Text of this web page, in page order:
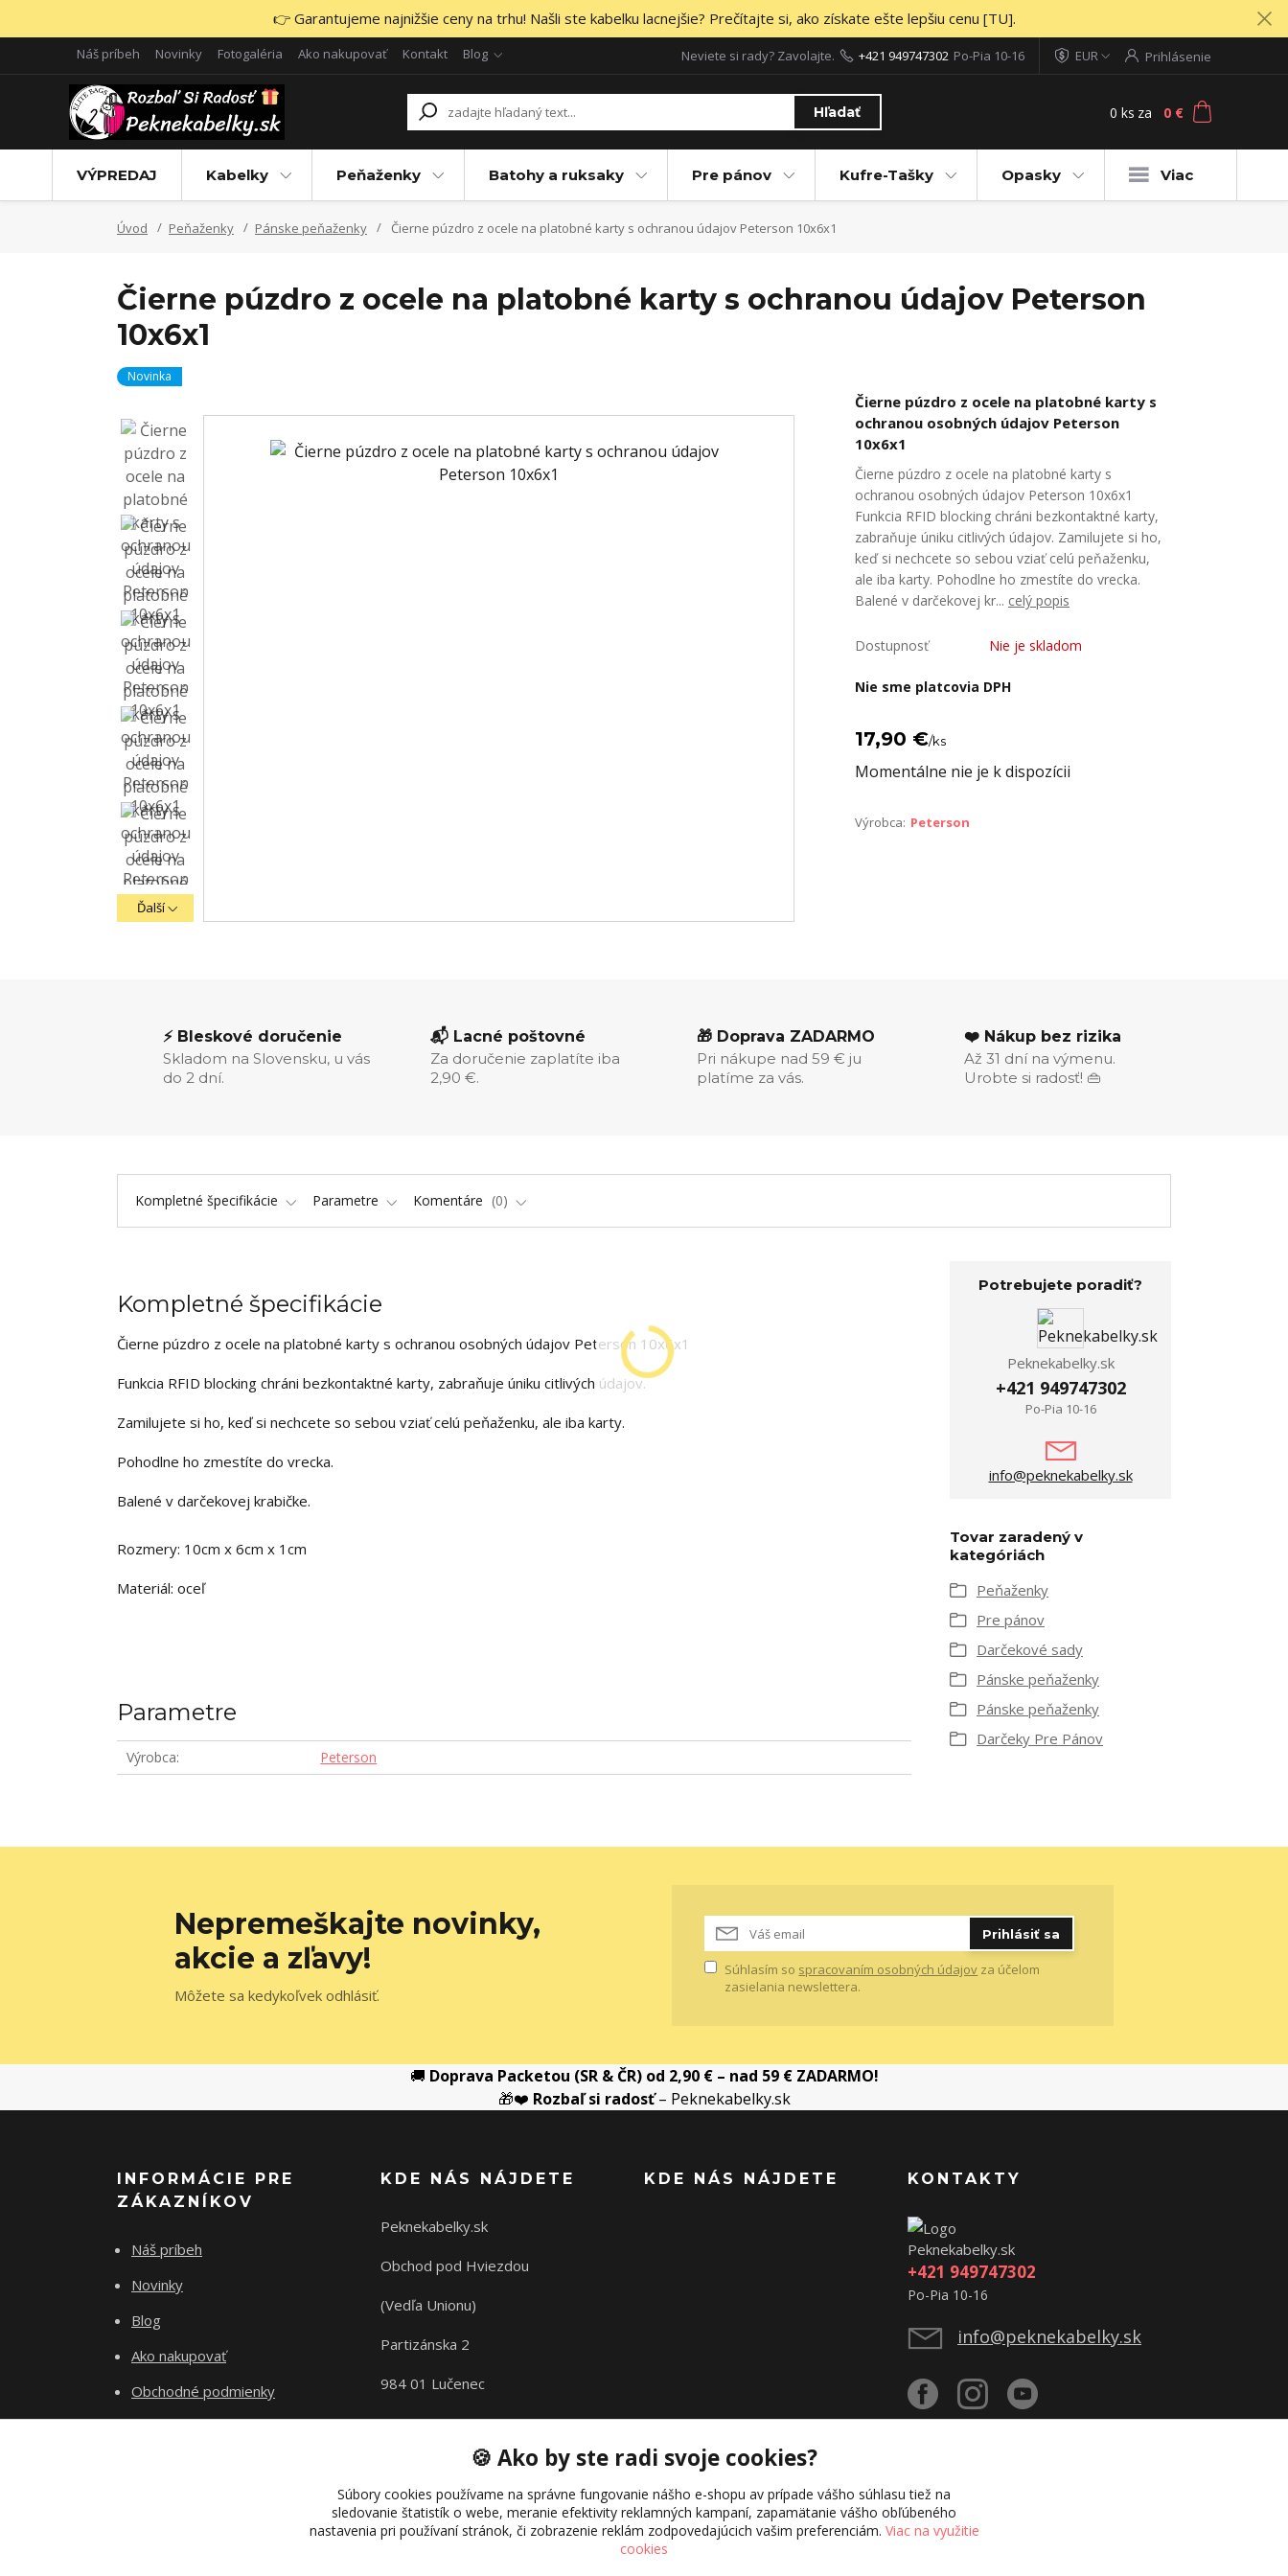
👉 Garantujeme najnižšie ceny na trhu! Našli ste kabelku lacnejšie? Prečítajte si, ako získate ešte lepšiu cenu [TU].
Náš príbeh Novinky Fotogaléria Ako nakupovať Kontakt Blog EUR Prihlásenie
Hľadať
Neviete si rady? Zavolajte. +421 949747302 Po-Pia 10-16
0 ks za 0 €
VÝPREDAJ Kabelky Peňaženky Batohy a ruksaky Pre pánov Kufre-Tašky Opasky Viac
Úvod Peňaženky Pánske peňaženky Čierne púzdro z ocele na platobné karty s ochranou údajov Peterson 10x6x1
Čierne púzdro z ocele na platobné karty s ochranou údajov Peterson
10x6x1
Novinka
Ďalší
Čierne púzdro z ocele na platobné karty s
ochranou osobných údajov Peterson
10x6x1
Čierne púzdro z ocele na platobné karty s
ochranou osobných údajov Peterson 10x6x1
Funkcia RFID blocking chráni bezkontaktné karty,
zabraňuje úniku citlivých údajov. Zamilujete si ho,
keď si nechcete so sebou vziať celú peňaženku,
ale iba karty. Pohodlne ho zmestíte do vrecka.
Balené v darčekovej kr... celý popis
Dostupnosť Nie je skladom
Nie sme platcovia DPH
17,90 €/ks
Momentálne nie je k dispozícii
Výrobca: Peterson
⚡ Bleskové doručenie
Skladom na Slovensku, u vás
do 2 dní.
📬 Lacné poštovné
Za doručenie zaplatíte iba
2,90 €.
🎁 Doprava ZADARMO
Pri nákupe nad 59 € ju
platíme za vás.
❤️ Nákup bez rizika
Až 31 dní na výmenu.
Urobte si radosť! 👜
Kompletné špecifikácie Parametre Komentáre 0
Kompletné špecifikácie
Čierne púzdro z ocele na platobné karty s ochranou osobných údajov Peterson 10x6x1
Funkcia RFID blocking chráni bezkontaktné karty, zabraňuje úniku citlivých údajov.
Zamilujete si ho, keď si nechcete so sebou vziať celú peňaženku, ale iba karty.
Pohodlne ho zmestíte do vrecka.
Balené v darčekovej krabičke.
Rozmery: 10cm x 6cm x 1cm
Materiál: oceľ
Parametre
Výrobca Peterson
Potrebujete poradiť?
Peknekabelky.sk
+421 949747302
Po-Pia 10-16
info@peknekabelky.sk
Tovar zaradený v
kategóriách
Peňaženky
Pre pánov
Darčekové sady
Pánske peňaženky
Pánske peňaženky
Darčeky Pre Pánov
Nepremeškajte novinky,
akcie a zľavy!
Môžete sa kedykoľvek odhlásiť.
Prihlásiť sa
Súhlasím so spracovaním osobných údajov za účelom
zasielania newslettera.
🚚 Doprava Packetou (SR & ČR) od 2,90 € – nad 59 € ZADARMO!
🎁❤️ Rozbaľ si radosť– Peknekabelky.sk
INFORMÁCIE PRE
ZÁKAZNÍKOV
Náš príbeh
Novinky
Blog
Ako nakupovať
Obchodné podmienky
KDE NÁS NÁJDETE
Peknekabelky.sk
Obchod pod Hviezdou
(Vedľa Unionu)
Partizánska 2
984 01 Lučenec
KDE NÁS NÁJDETE KONTAKTY
Peknekabelky.sk
+421 949747302
Po-Pia 10-16
info@peknekabelky.sk
🍪 Ako by ste radi svoje cookies?
Súbory cookies používame na správne fungovanie nášho e-shopu av prípade vášho súhlasu tiež na
sledovanie štatistík o webe, meranie efektivity reklamných kampaní, zapamätanie vášho obľúbeného
nastavenia pri používaní stránok, či zobrazenie reklám zodpovedajúcich vašim preferenciám. Viac na využitie
cookies